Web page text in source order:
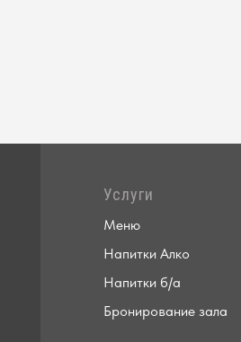
Услуги
Меню
Напитки Алко
Напитки б/а
Бронирование зала